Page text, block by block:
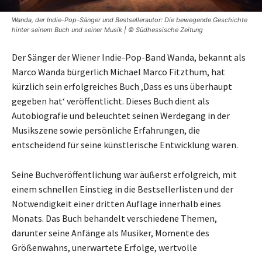
Wanda, der Indie-Pop-Sänger und Bestsellerautor: Die bewegende Geschichte
hinter seinem Buch und seiner Musik | © Südhessische Zeitung
Der Sänger der Wiener Indie-Pop-Band Wanda, bekannt als
Marco Wanda bürgerlich Michael Marco Fitzthum, hat
kürzlich sein erfolgreiches Buch ‚Dass es uns überhaupt
gegeben hat‘ veröffentlicht. Dieses Buch dient als
Autobiografie und beleuchtet seinen Werdegang in der
Musikszene sowie persönliche Erfahrungen, die
entscheidend für seine künstlerische Entwicklung waren.
Seine Buchveröffentlichung war äußerst erfolgreich, mit
einem schnellen Einstieg in die Bestsellerlisten und der
Notwendigkeit einer dritten Auflage innerhalb eines
Monats. Das Buch behandelt verschiedene Themen,
darunter seine Anfänge als Musiker, Momente des
Größenwahns, unerwartete Erfolge, wertvolle